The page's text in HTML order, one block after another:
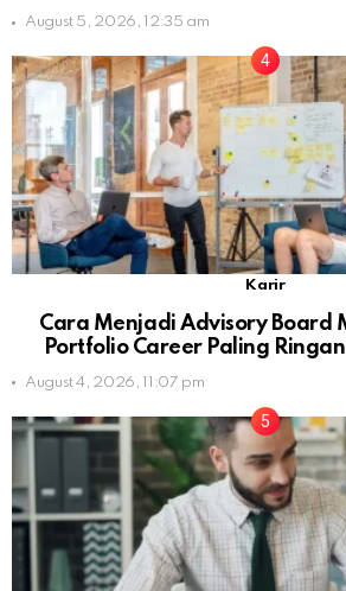
August 5, 2026, 12:35 am
Karir
Cara Menjadi Advisory Board
Portfolio Career Paling
August 4, 2026, 11:07 pm